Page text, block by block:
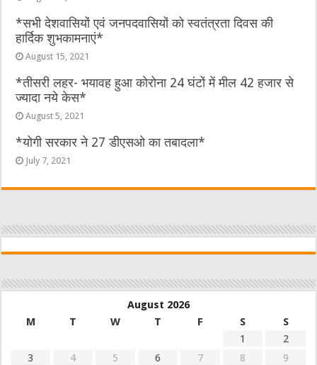
*सभी देशवासियों एवं जनपदवासियों को स्वतंत्रता दिवस की
हार्दिक शुभकामनाएं*
August 15, 2021
*तीसरी लहर- भयावह हुआ कोरोना 24 घंटों में मील 42 हजार से
ज्यादा नये केस*
August 5, 2021
*योगी सरकार ने 27 डीएसओ का तबादला*
July 7, 2021
August 2026
M
T W T F S
S
1
2
3
4 5 6 7 8
9